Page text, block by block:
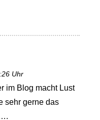
Uhr
im Blog macht Lust
sehr gerne das